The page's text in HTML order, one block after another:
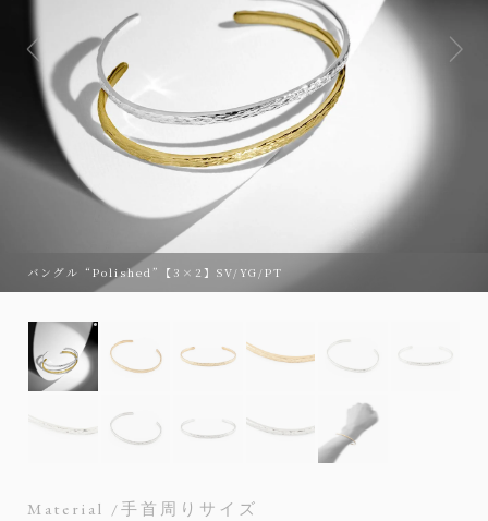
バングル “Polished”【3×2】SV/YG/PT
バングル “Polished”【3×2】SV/YG/PT
Material 手首周りサイズ